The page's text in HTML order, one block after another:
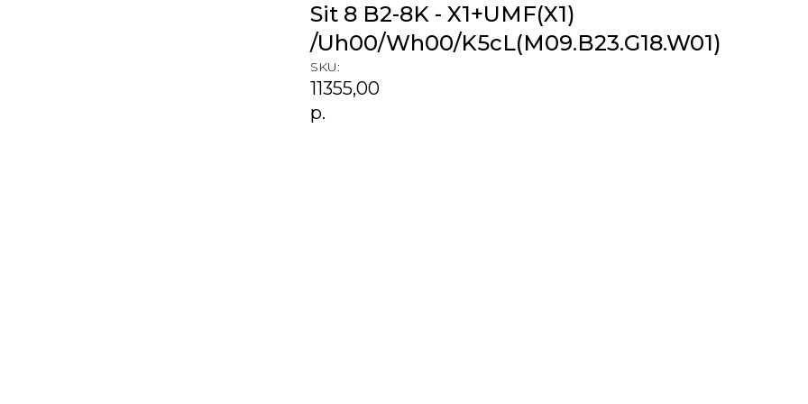
Sit 8 B2-8K - X1+UMF(X1)
/Uh00/Wh00/K5cL(M09.B23.G18.W01)
SKU:
11355,00
р.